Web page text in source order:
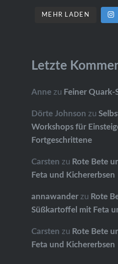
MEHR LADEN
Letzte
Annezu Feiner Quark-
Dörte Johnson zu
Workshops für
Fortgeschrittene
Carsten zu Rote Bete
Feta und Kichererbsen
annawanderzu Rote
Süßkartoffel mit Feta
Carsten zu Rote Bete
Feta und Kichererbsen